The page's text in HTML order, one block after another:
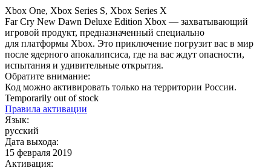
Xbox One, Xbox Series S, Xbox Series X
Far Cry New Dawn Deluxe Edition Xbox — захватывающий
игровой продукт, предназначенный специально
для платформы Xbox. Это приключение погрузит вас в мир
после ядерного апокалипсиса, где на вас ждут опасности,
испытания и удивительные открытия.
Обратите внимание:
Код можно активировать только на территории России.
Temporarily out of stock
Правила активации
Язык:
русский
Дата выхода:
15 февраля 2019
Активация: